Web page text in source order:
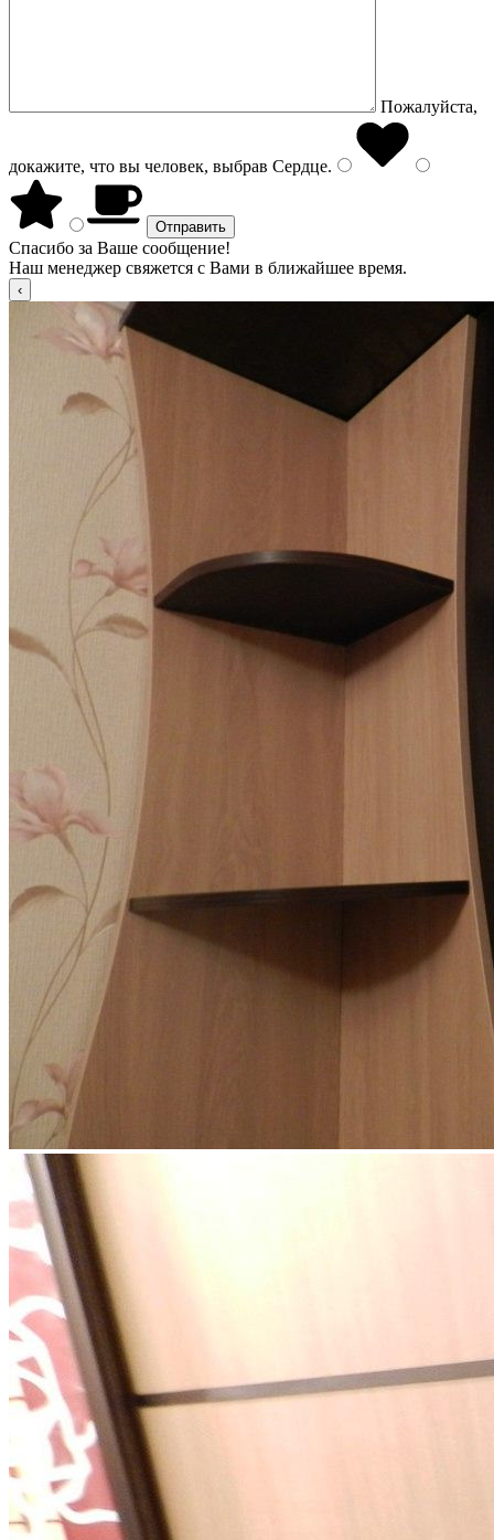
Пожалуйста,
докажите, что вы человек, выбрав Сердце.
Спасибо за Ваше сообщение!
Наш менеджер свяжется с Вами в ближайшее время.